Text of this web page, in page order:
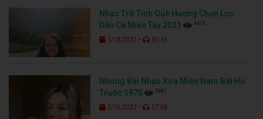
Nhạc Trữ Tình Quê Hương Chọn Lọc
Dân Ca Miền Tây 2021
4413
1/18/2021 - 50:16
Những Bài Nhạc Xưa Miền Nam Bất Hủ
Trước 1975
3987
1/16/2021 - 57:08